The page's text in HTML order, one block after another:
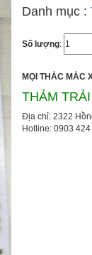
Danh mục :
Số lượng:
MỌI THẮC MẮC
THẢM
Địa chỉ: 2322
Hotline: 0903